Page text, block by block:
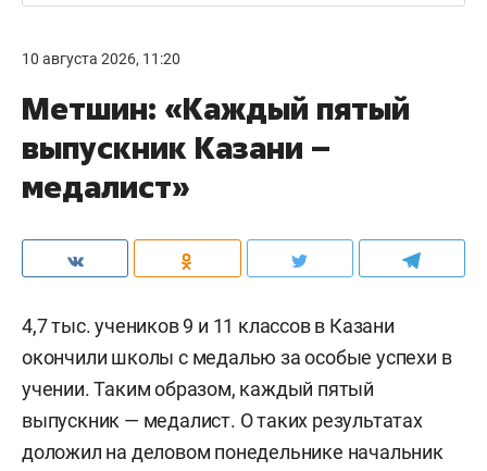
10 августа 2026, 11:20
Метшин: «Каждый пятый
выпускник Казани –
медалист»
4,7 тыс. учеников 9 и 11 классов в Казани
окончили школы с медалью за особые успехи в
учении. Таким образом, каждый пятый
выпускник — медалист. О таких результатах
доложил на деловом понедельнике начальник